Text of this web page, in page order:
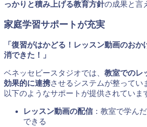
っかりと積み上げる教育方針の成果と言
家庭学習サポートが充実
「復習がはかどる！レッスン動画のお
消できた！」
ベネッセビースタジオでは、 教室でのレ
効果的に連携させるシステムが整ってい
以下のようなサポートが提供されていま
レッスン動画の配信 ：教室で学ん
できる